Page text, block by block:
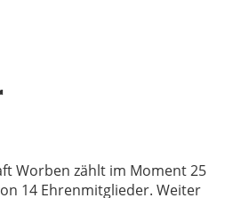
Worben zählt im Moment 25
14 Ehrenmitglieder. Weiter